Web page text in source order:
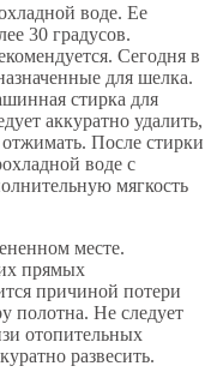
воде. Ее
30 градусов.
Сегодня в
для шелка.
стирка для
аккуратно удалить,
После стирки
воде с
мягкость
месте.
прямых
причиной потери
полотна. Не следует
отопительных
развесить.